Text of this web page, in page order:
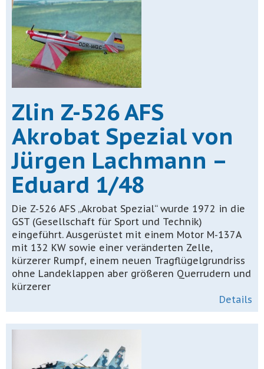
Zlin Z-526 AFS
Akrobat Spezial von
Jürgen Lachmann –
Eduard 1/48
Die Z-526 AFS „Akrobat Spezial“ wurde 1972 in die
GST (Gesellschaft für Sport und Technik)
eingeführt. Ausgerüstet mit einem Motor M-137A
mit 132 KW sowie einer veränderten Zelle,
kürzerer Rumpf, einem neuen Tragflügelgrundriss
ohne Landeklappen aber größeren Querrudern und
kürzerer
Details